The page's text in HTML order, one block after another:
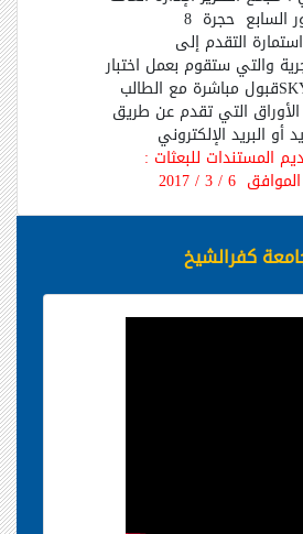
السابع حجرة 8
التقدم إلى
والتي ستقوم بعمل اختبار
قبول مباشرة مع الطالب
طريق التي تقدم عن
أو البريد الإلكتروني
المستندات للبعثات :
6 / 3 / 2017
كفرالشيخ